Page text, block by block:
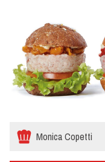
LAVORA CON NOI
Monica Copetti